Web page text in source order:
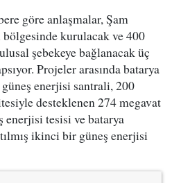
göre anlaşmalar, Şam
kurulacak ve 400
şebekeye bağlanacak üç
Projeler arasında batarya
enerjisi santrali, 200
desteklenen 274 megavat
tesisi ve batarya
ikinci bir güneş enerjisi